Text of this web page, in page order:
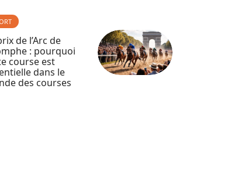
de l’Arc de
: pourquoi
course est
dans le
des courses